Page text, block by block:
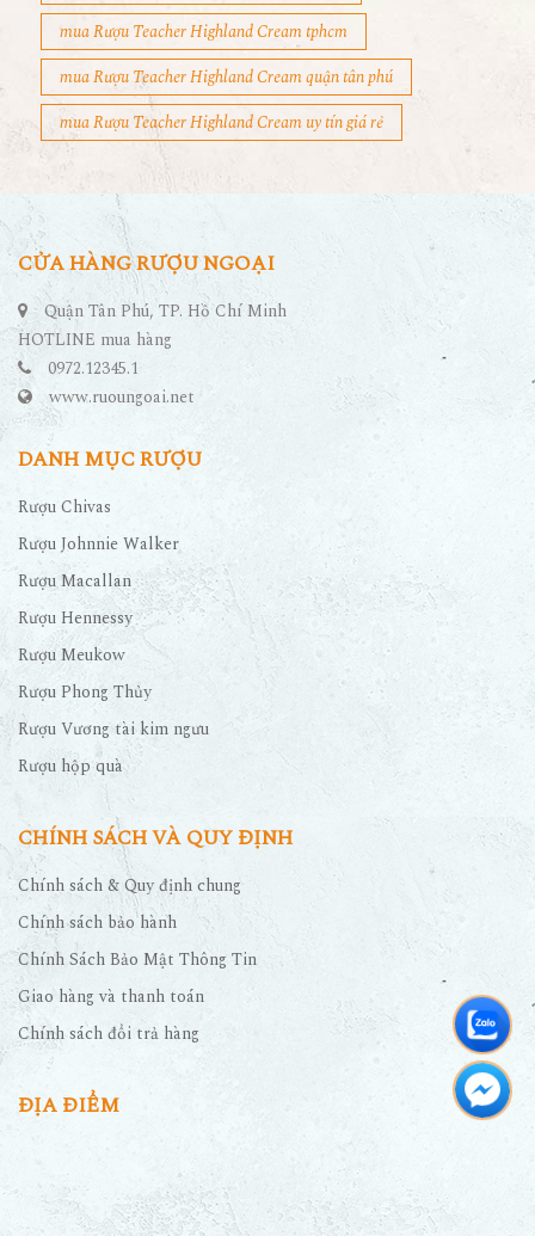
mua Rượu Teacher Highland Cream tphcm
mua Rượu Teacher Highland Cream quận tân phú
mua Rượu Teacher Highland Cream uy tín giá rẻ
CỬA HÀNG RƯỢU NGOẠI
Quận Tân Phú, TP. Hồ Chí Minh
HOTLINE mua hàng
0972.12345.1
www.ruoungoai.net
DANH MỤC RƯỢU
Rượu Chivas
Rượu Johnnie Walker
Rượu Macallan
Rượu Hennessy
Rượu Meukow
Rượu Phong Thủy
Rượu Vương tài kim ngưu
Rượu hộp quà
CHÍNH SÁCH VÀ QUY ĐỊNH
Chính sách & Quy định chung
Chính sách bảo hành
Chính Sách Bảo Mật Thông Tin
Giao hàng và thanh toán
Chính sách đổi trả hàng
ĐỊA ĐIỂM